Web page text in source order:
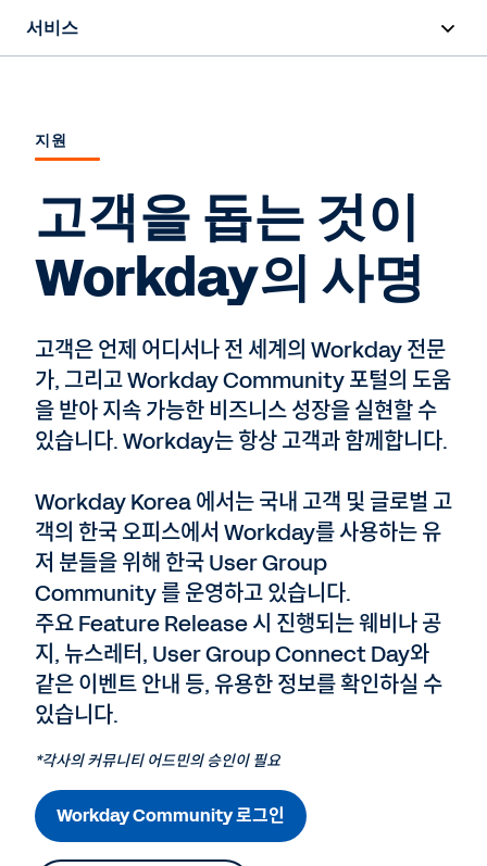
서비스
배포
성공 계획
지원
전문가 상담
지원
고객을 돕는 것이
Workday의 사명
고객은 언제 어디서나 전 세계의 Workday 전문
가, 그리고 Workday Community 포털의 도움
을 받아 지속 가능한 비즈니스 성장을 실현할 수
있습니다. Workday는 항상 고객과 함께합니다.
Workday Korea 에서는 국내 고객 및 글로벌 고
객의 한국 오피스에서 Workday를 사용하는 유
저 분들을 위해 한국 User Group
Community 를 운영하고 있습니다.
주요 Feature Release 시 진행되는 웨비나 공
지, 뉴스레터, User Group Connect Day와
같은 이벤트 안내 등, 유용한 정보를 확인하실 수
있습니다.
*각사의 커뮤니티 어드민의 승인이 필요
Workday Community 로그인